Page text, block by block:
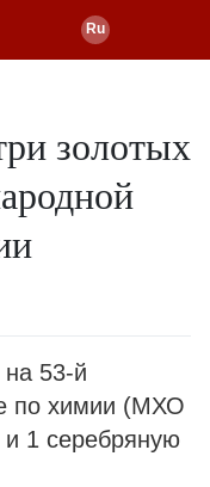
золотых
на 53-й
по химии (МХО
1 серебряную